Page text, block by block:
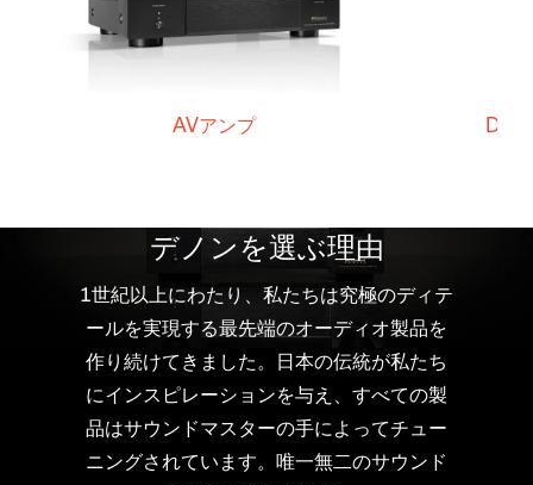
AVアンプ
デノンを選ぶ理由
1世紀以上にわたり、私たちは究極のディテ
ールを実現する最先端のオーディオ製品を
作り続けてきました。日本の伝統が私たち
にインスピレーションを与え、すべての製
品はサウンドマスターの手によってチュー
ニングされています。唯一無二のサウンド